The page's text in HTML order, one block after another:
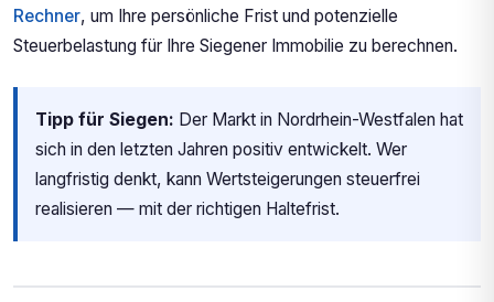
Rechner, um Ihre persönliche Frist und potenzielle
Steuerbelastung für Ihre Siegener Immobilie zu berechnen.
Tipp für Siegen: Der Markt in Nordrhein-Westfalen hat
sich in den letzten Jahren positiv entwickelt. Wer
langfristig denkt, kann Wertsteigerungen steuerfrei
realisieren — mit der richtigen Haltefrist.